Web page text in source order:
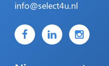
info@select4u.nl